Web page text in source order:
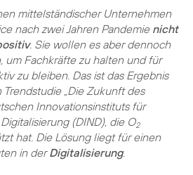
mittelständischer Unternehmen
nach zwei Jahren Pandemie nicht
. Sie wollen es aber dennoch
um Fachkräfte zu halten und für
zu bleiben. Das ist das Ergebnis
„Die Zukunft des
Innovationsinstituts für
(DIND), die O2
hat. Die Lösung liegt für einen
in derDigitalisierung.